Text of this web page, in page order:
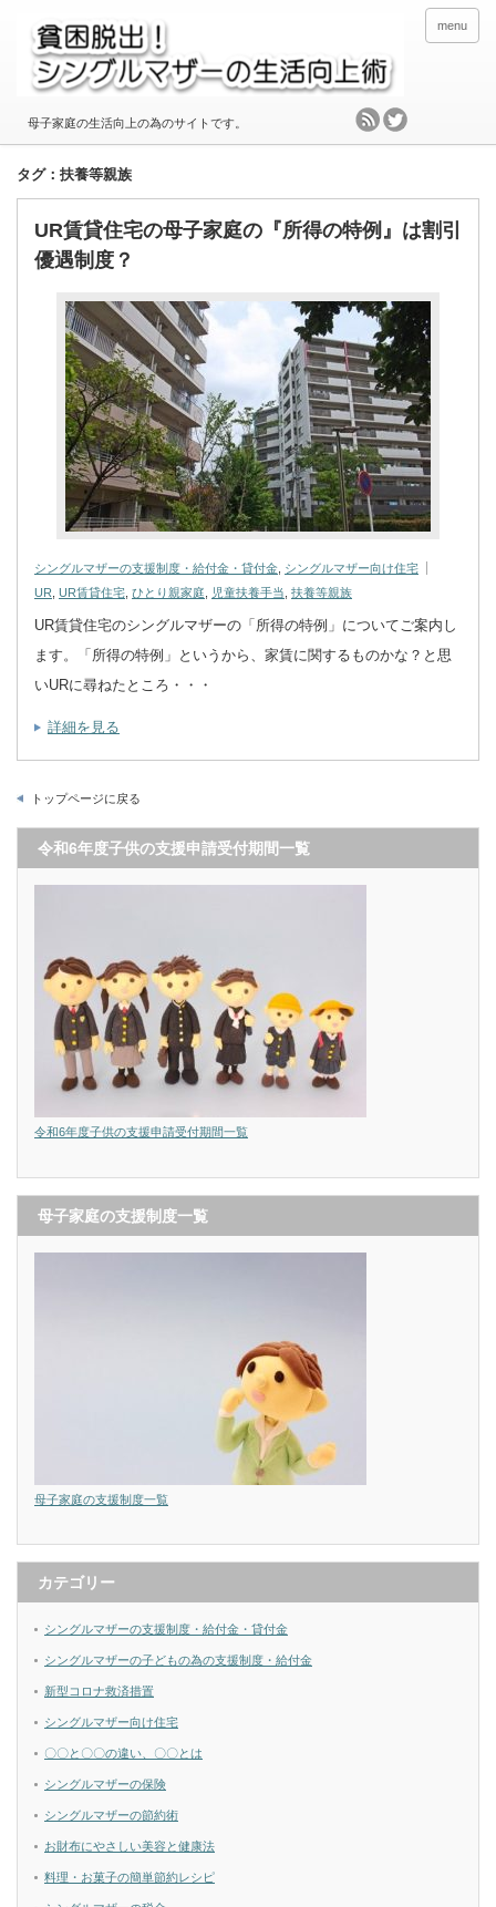
母子家庭の生活向上の為のサイトです。
menu
タグ：扶養等親族
UR賃貸住宅の母子家庭の『所得の特例』は割引
優遇制度？
シングルマザーの支援制度・給付金・貸付金, シングルマザー向け住宅
UR, UR賃貸住宅, ひとり親家庭, 児童扶養手当, 扶養等親族
UR賃貸住宅のシングルマザーの「所得の特例」についてご案内し
ます。「所得の特例」というから、家賃に関するものかな？と思
いURに尋ねたところ・・・
詳細を見る
トップページに戻る
令和6年度子供の支援申請受付期間一覧
令和6年度子供の支援申請受付期間一覧
母子家庭の支援制度一覧
母子家庭の支援制度一覧
カテゴリー
シングルマザーの支援制度・給付金・貸付金
シングルマザーの子どもの為の支援制度・給付金
新型コロナ救済措置
シングルマザー向け住宅
〇〇と〇〇の違い、〇〇とは
シングルマザーの保険
シングルマザーの節約術
お財布にやさしい美容と健康法
料理・お菓子の簡単節約レシピ